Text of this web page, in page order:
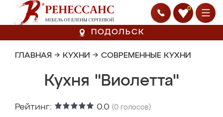
0
ПОДОЛЬСК
ГЛАВНАЯ → КУХНИ → СОВРЕМЕННЫЕ КУХНИ
Кухня "Виолетта"
Рейтинг: 0.0 (0 голосов)